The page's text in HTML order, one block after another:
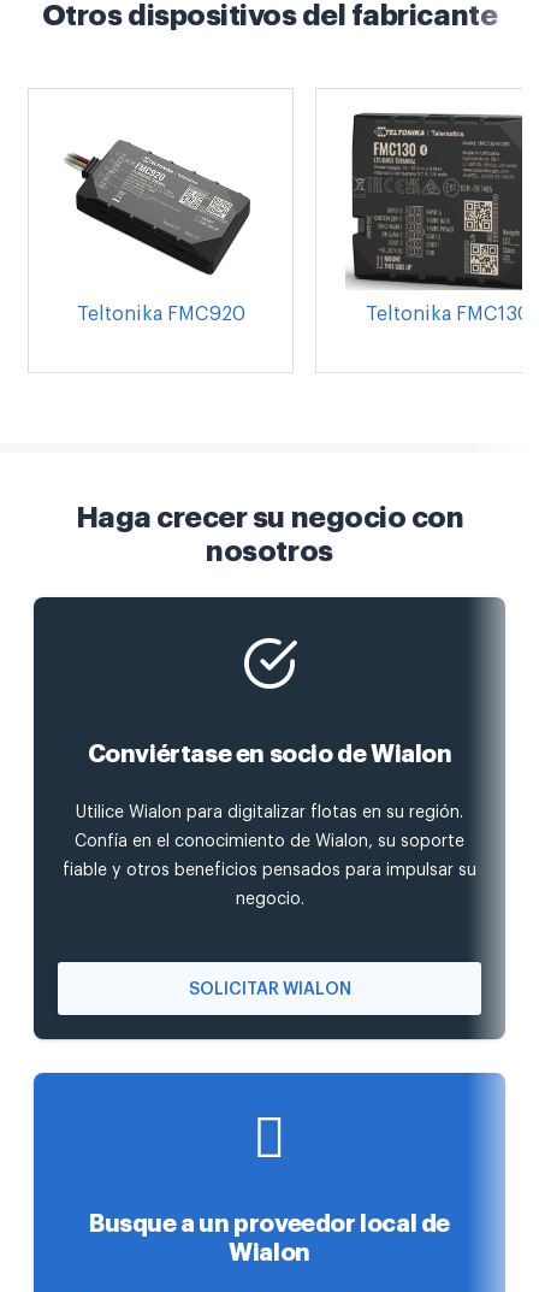
Otros dispositivos del fabricante
Teltonika FMC920 Teltonika FMC130
Haga crecer su negocio con
nosotros
Conviértase en socio de Wialon
Utilice Wialon para digitalizar flotas en su región.
Confía en el conocimiento de Wialon, su soporte
fiable y otros beneficios pensados para impulsar su
negocio.
SOLICITAR WIALON
Busque a un proveedor local de
Wialon